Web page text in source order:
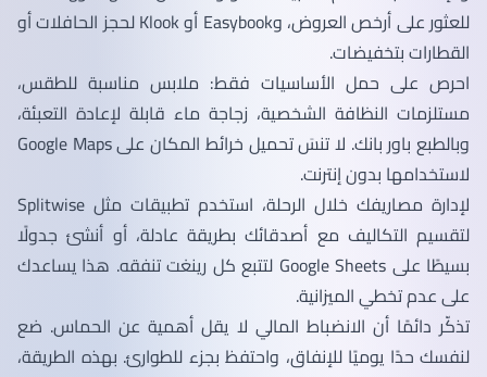
للعثور على أرخص العروض، وEasybook أو Klook لحجز الحافلات أو
القطارات بتخفيضات.
احرص على حمل الأساسيات فقط: ملابس مناسبة للطقس،
مستلزمات النظافة الشخصية، زجاجة ماء قابلة لإعادة التعبئة،
وبالطبع باور بانك. لا تنسَ تحميل خرائط المكان على Google Maps
لاستخدامها بدون إنترنت.
لإدارة مصاريفك خلال الرحلة، استخدم تطبيقات مثل Splitwise
لتقسيم التكاليف مع أصدقائك بطريقة عادلة، أو أنشئ جدولًا
بسيطًا على Google Sheets لتتبع كل رينغت تنفقه. هذا يساعدك
على عدم تخطي الميزانية.
تذكّر دائمًا أن الانضباط المالي لا يقل أهمية عن الحماس. ضع
لنفسك حدًا يوميًا للإنفاق، واحتفظ بجزء للطوارئ. بهذه الطريقة،